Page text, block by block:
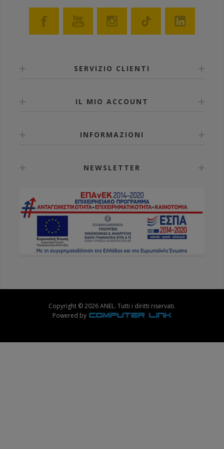
• Non vengono ossidati né dall’ acido lattico né da
quello formico.
• Si fissano con l’uso di una semplice chiodatrice su un
telaio in legno (disponibili anche già montati su telaio
acqua calda o con potassa caustica.
• Si possono usare sia nelle arnie in legno che in
• Disponibili anche compresi di telaino di
mettere due regine nella stessa arnia.
SERVIZIO CLIENTI
IL MIO ACCOUNT
INFORMAZIONI
NEWSLETTER
Copyright © 2026 ANEL. Tutti i diritti riservati.
Powered by